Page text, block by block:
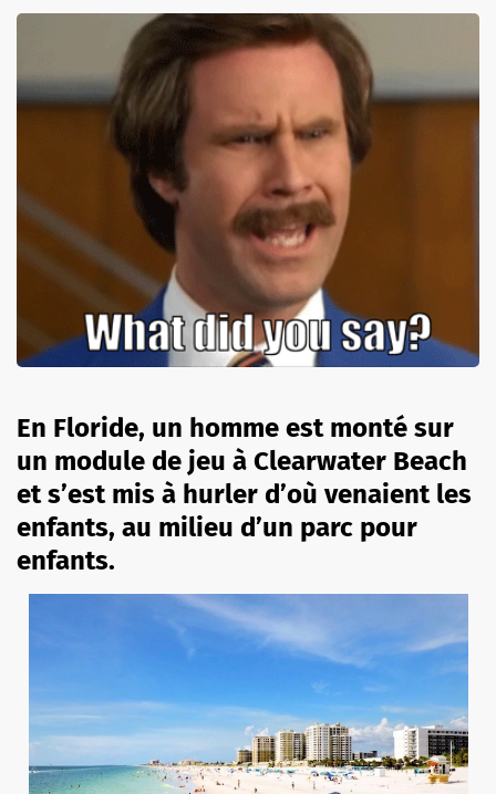
En Floride, un homme est monté sur
un module de jeu à Clearwater Beach
et s’est mis à hurler d’où venaient les
enfants, au milieu d’un parc pour
enfants.